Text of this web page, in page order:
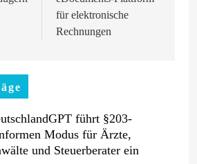
für elektronische
Rechnungen
führt §203-
Modus für Ärzte,
und Steuerberater ein